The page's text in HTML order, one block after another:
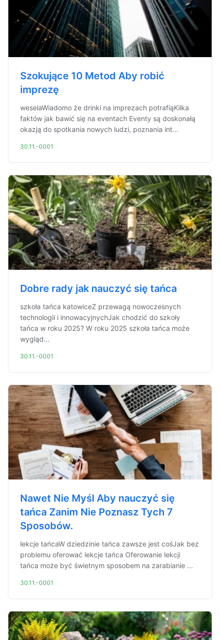
Szokujące 10 Metod Aby robić
imprezę
weselaWiadomo że drinki na imprezach potrafiąKilka
faktów jak bawić się na eventach Eventy są doskonałą
okazją do spotkania nowych ludzi, poznania int...
30.11.-0001
Dobre rady jak nauczyć się tańca
szkoła tańca katowiceZ przewagą nowoczesnych
technologii i innowacyjnychJak chodzić do szkoły
tańca w roku 2025? W roku 2025 szkoła tańca może
wygląd...
30.11.-0001
Nawet Nie Myśl Aby nauczyć się
tańca Zanim Nie Poznasz Tych 7
Sposobów.
lekcje tańcaW dziedzinie tańca zawsze jest cośJak bez
problemu oferować lekcje tańca Oferowanie lekcji
tańca może być świetnym sposobem na zarabianie ...
30.11.-0001